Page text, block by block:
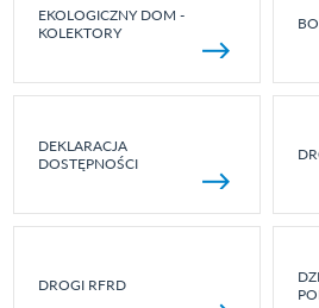
EKOLOGICZNY DOM -
KOLEKTORY
DEKLARACJA
DOSTĘPNOŚCI
DROGI RFRD